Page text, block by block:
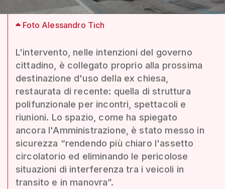
Foto Alessandro Tich
L'intervento, nelle intenzioni del governo
cittadino, è collegato proprio alla prossima
destinazione d'uso della ex chiesa,
restaurata di recente: quella di struttura
polifunzionale per incontri, spettacoli e
riunioni. Lo spazio, come ha spiegato
ancora l'Amministrazione, è stato messo in
sicurezza “rendendo più chiaro l'assetto
circolatorio ed eliminando le pericolose
situazioni di interferenza tra i veicoli in
transito e in manovra”.